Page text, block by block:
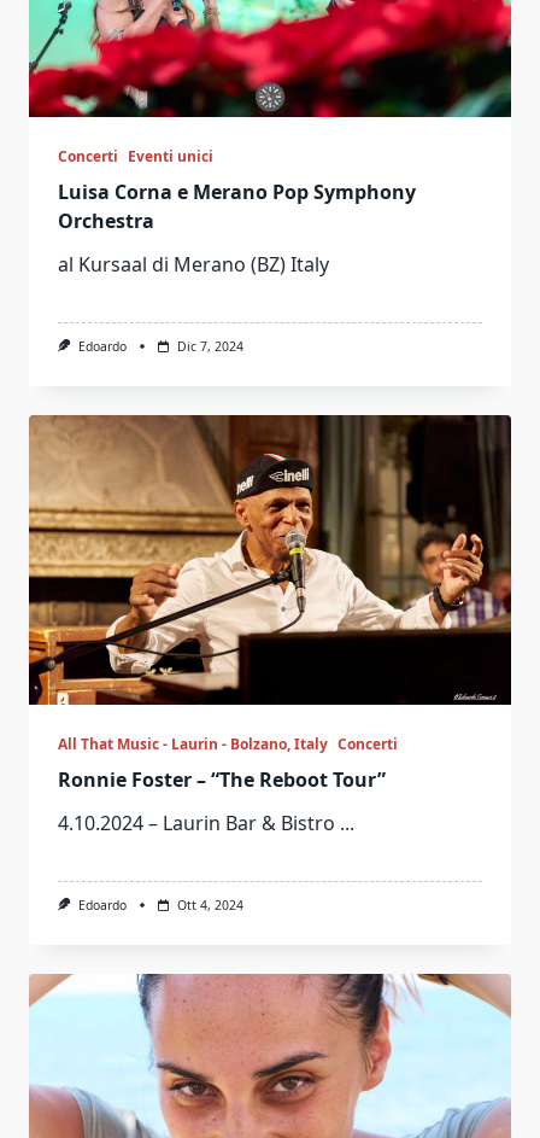
Concerti Eventi unici
Luisa Corna e Merano Pop Symphony
Orchestra
al Kursaal di Merano (BZ) Italy
Edoardo Dic 7, 2024
All That Music - Laurin - Bolzano, Italy Concerti
Ronnie Foster – “The Reboot Tour”
4.10.2024 – Laurin Bar & Bistro ...
Edoardo Ott 4, 2024